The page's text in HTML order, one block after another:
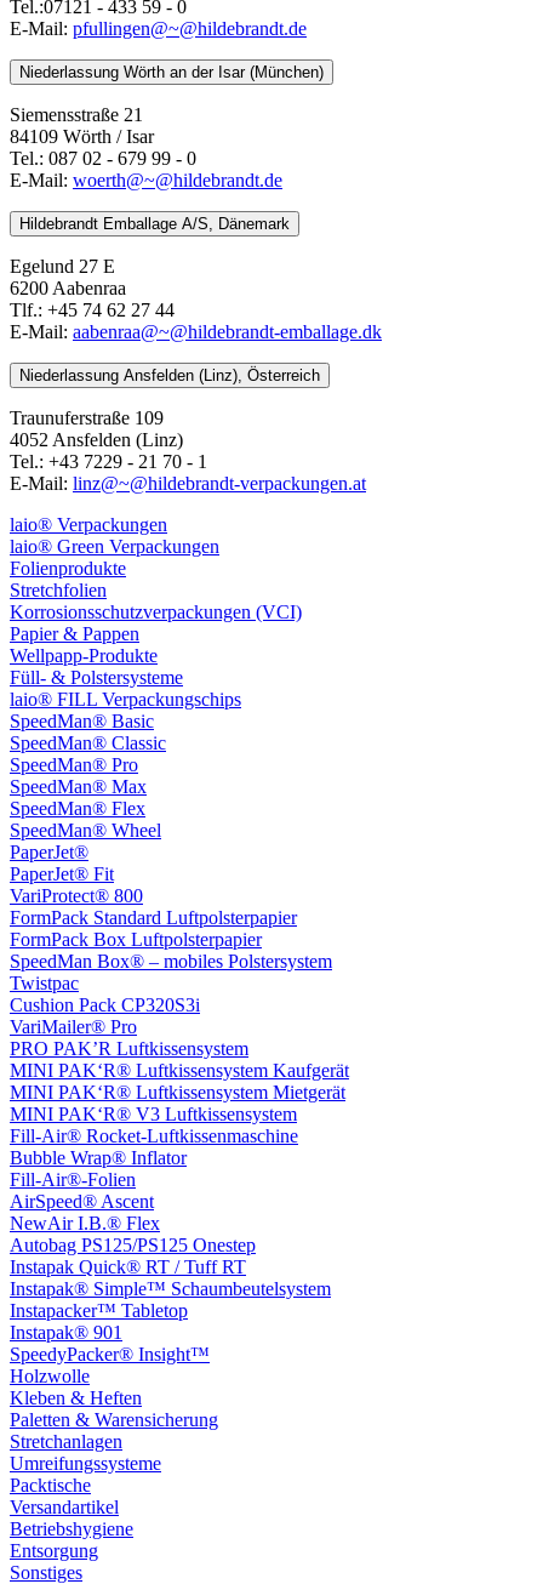
Tel.:07121 - 433 59 - 0
E-Mail: pfullingen@~@hildebrandt.de
Niederlassung Wörth an der Isar (München)
Siemensstraße 21
84109 Wörth / Isar
Tel.: 087 02 - 679 99 - 0
E-Mail: woerth@~@hildebrandt.de
Hildebrandt Emballage A/S, Dänemark
Egelund 27 E
6200 Aabenraa
Tlf.: +45 74 62 27 44
E-Mail: aabenraa@~@hildebrandt-emballage.dk
Niederlassung Ansfelden (Linz), Österreich
Traunuferstraße 109
4052 Ansfelden (Linz)
Tel.: +43 7229 - 21 70 - 1
E-Mail: linz@~@hildebrandt-verpackungen.at
laio® Verpackungen
laio® Green Verpackungen
Folienprodukte
Stretchfolien
Korrosionsschutzverpackungen (VCI)
Papier & Pappen
Wellpapp-Produkte
Füll- & Polstersysteme
laio® FILL Verpackungschips
SpeedMan® Basic
SpeedMan® Classic
SpeedMan® Pro
SpeedMan® Max
SpeedMan® Flex
SpeedMan® Wheel
PaperJet®
PaperJet® Fit
VariProtect® 800
FormPack Standard Luftpolsterpapier
FormPack Box Luftpolsterpapier
SpeedMan Box® – mobiles Polstersystem
Twistpac
Cushion Pack CP320S3i
VariMailer® Pro
PRO PAK’R Luftkissensystem
MINI PAK‘R® Luftkissensystem Kaufgerät
MINI PAK‘R® Luftkissensystem Mietgerät
MINI PAK‘R® V3 Luftkissensystem
Fill-Air® Rocket-Luftkissenmaschine
Bubble Wrap® Inflator
Fill-Air®-Folien
AirSpeed® Ascent
NewAir I.B.® Flex
Autobag PS125/PS125 Onestep
Instapak Quick® RT / Tuff RT
Instapak® Simple™ Schaumbeutelsystem
Instapacker™ Tabletop
Instapak® 901
SpeedyPacker® Insight™
Holzwolle
Kleben & Heften
Paletten & Warensicherung
Stretchanlagen
Umreifungssysteme
Packtische
Versandartikel
Betriebshygiene
Entsorgung
Sonstiges